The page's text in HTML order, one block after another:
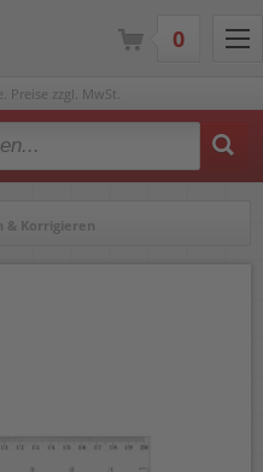
Preise zzgl. MwSt.
& Korrigieren
0